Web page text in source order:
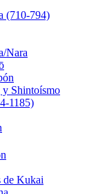
(710-794)
Nara
Shintoísmo
1185)
de Kukai